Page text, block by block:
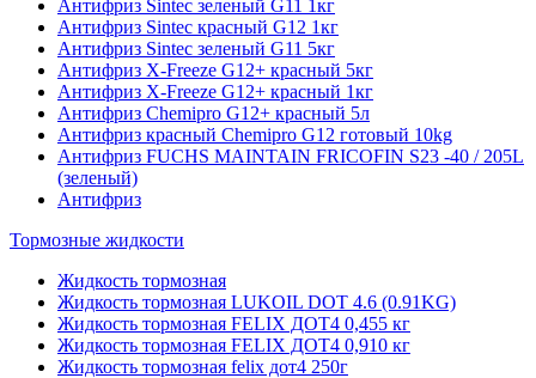
Антифриз Sintec зеленый G11 1кг
Антифриз Sintec красный G12 1кг
Антифриз Sintec зеленый G11 5кг
Антифриз X-Freeze G12+ красный 5кг
Антифриз X-Freeze G12+ красный 1кг
Антифриз Chemipro G12+ красный 5л
Антифриз красный Chemipro G12 готовый 10kg
Антифриз FUCHS MAINTAIN FRICOFIN S23 -40 / 205L
(зеленый)
Антифриз
Тормозные жидкости
Жидкость тормозная
Жидкость тормозная LUKOIL DOT 4.6 (0.91KG)
Жидкость тормозная FELIX ДОТ4 0,455 кг
Жидкость тормозная FELIX ДОТ4 0,910 кг
Жидкость тормозная felix дот4 250г